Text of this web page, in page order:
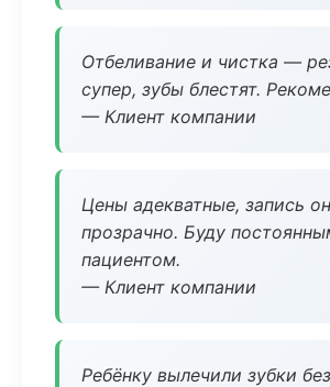
Отбеливание и чистка —
супер, зубы блестят.
— Клиент компании
Цены адекватные, запись
прозрачно. Буду
пациентом.
— Клиент компании
Ребёнку вылечили зубки